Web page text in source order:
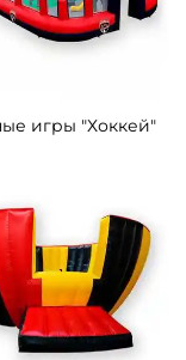
игры "Хоккей"